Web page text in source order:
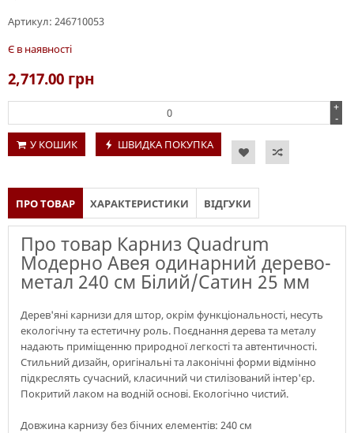
Артикул: 246710053
Є в наявності
2,717.00 грн
+
-
У КОШИК
ШВИДКА ПОКУПКА
ПРО ТОВАР ХАРАКТЕРИСТИКИ ВІДГУКИ
Про товар Карниз Quadrum
Модерно Авея одинарний дерево-
метал 240 см Білий/Сатин 25 мм
Дерев'яні карнизи для штор, окрім функціональності, несуть
екологічну та естетичну роль. Поєднання дерева та металу
надають приміщенню природної легкості та автентичності.
Стильний дизайн, оригінальні та лаконічні форми відмінно
підкреслять сучасний, класичний чи стилізований інтер'єр.
Покритий лаком на водній основі. Екологічно чистий.
Довжина карнизу без бічних елементів: 240 см